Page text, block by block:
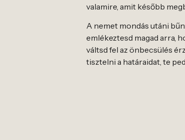
valamire, amit később
A nemet mondás utáni
emlékeztesd magad arra,
váltsd fel az önbecsülés
tisztelni a határaidat, te